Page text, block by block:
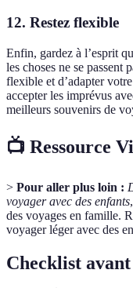
12. Restez flexible
Enfin, gardez à l’esprit
les choses ne se passent
flexible et d’adapter
accepter les imprévus
meilleurs souvenirs de
📺 Ressource
> Pour aller plus loin :
voyager avec des enfants
des voyages en famille.
voyager léger avec des
Checklist